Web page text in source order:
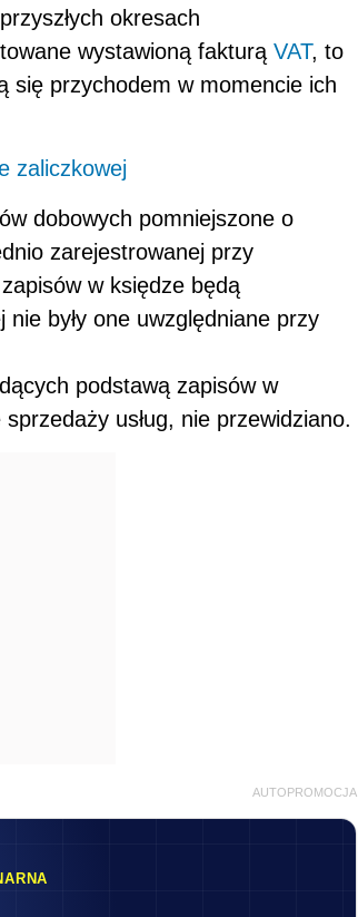
okresach
wystawioną fakturą VAT, to
się przychodem w momencie ich
zaliczkowej
dobowych pomniejszone o
zarejestrowanej przy
w księdze będą
nie były one uwzględniane przy
podstawą zapisów w
usług, nie przewidziano.
AUTOPROMOCJA